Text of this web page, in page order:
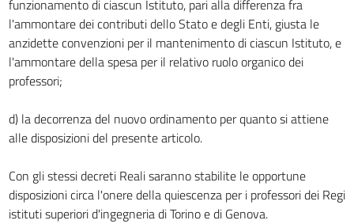
funzionamento di ciascun Istituto, pari alla differenza fra
l'ammontare dei contributi dello Stato e degli Enti, giusta le
anzidette convenzioni per il mantenimento di ciascun Istituto, e
l'ammontare della spesa per il relativo ruolo organico dei
professori;
d) la decorrenza del nuovo ordinamento per quanto si attiene
alle disposizioni del presente articolo.
Con gli stessi decreti Reali saranno stabilite le opportune
disposizioni circa l'onere della quiescenza per i professori dei Regi
istituti superiori d'ingegneria di Torino e di Genova.